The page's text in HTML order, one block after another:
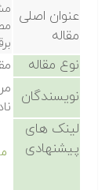
عنوان اصلی
مقاله
نوع مقاله
نویسندگان
لینک های
پیشنهادی